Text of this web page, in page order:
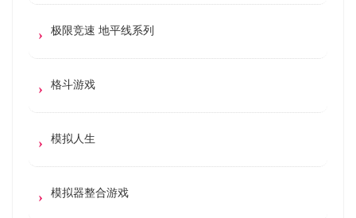
极限竞速 地平线系列
格斗游戏
模拟人生
模拟器整合游戏